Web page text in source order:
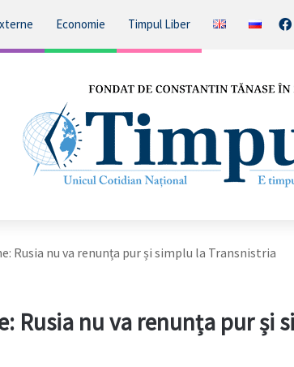
Economie Timpul Liber
Rusia nu va renunța pur și simplu la Transnistria
Rusia nu va renunța pur și